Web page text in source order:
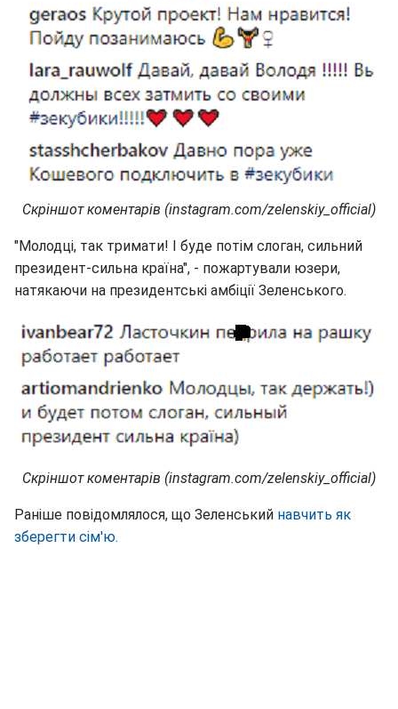
Скріншот коментарів (instagram.com/zelenskiy_official)
"Молодці, так тримати! І буде потім слоган, сильний
президент-сильна країна", - пожартували юзери,
натякаючи на президентські амбіції Зеленського.
Скріншот коментарів (instagram.com/zelenskiy_official)
Раніше повідомлялося, що Зеленський навчить як
зберегти сім'ю.